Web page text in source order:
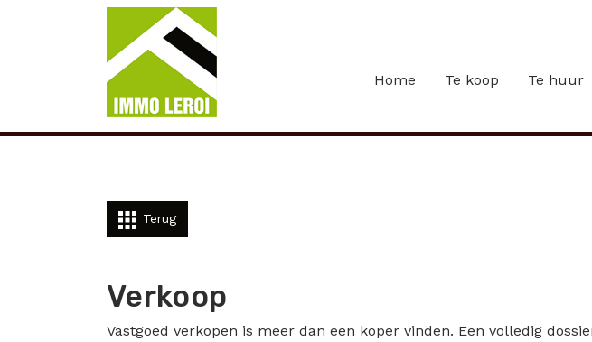
Menu overslaan en naar de inhoud gaan
Home Te koop Te huur
Terug
Verkoop
Vastgoed verkopen is meer dan een koper vinden. Een volledig